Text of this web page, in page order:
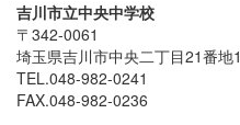
吉川市立中央中学校
〒342-0061
埼玉県吉川市中央二丁目21番地1
TEL.048-982-0241
FAX.048-982-0236